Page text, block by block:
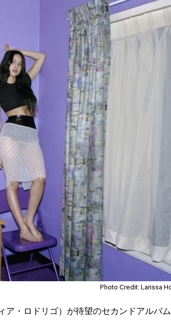
Photo Credit: Larissa
ア・ロドリゴ）が待望のセカンドアルバム